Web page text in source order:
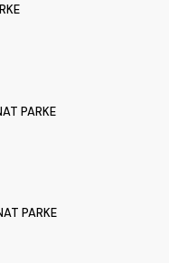
PARKE
PARKE